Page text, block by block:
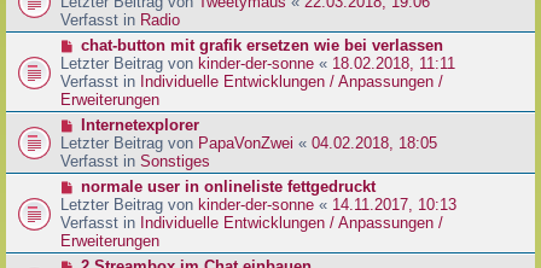
a
g
e
i
r
a
g
u
e
r
B
e
i
r
a
g
Verfasst in Radio
N
e
u
e
r
B
e
i
r
a
g
chat-button mit grafik ersetzen wie bei verlassen
Letzter Beitrag von kinder-der-sonne « 18.02.2018, 11:11
Verfasst in Individuelle Entwicklungen / Anpassungen /
Erweiterungen
N
e
u
e
r
B
e
i
Internetexplorer
Letzter Beitrag von PapaVonZwei « 04.02.2018, 18:05
Verfasst in Sonstiges
N
e
u
e
r
normale user in onlineliste fettgedruckt
Letzter Beitrag von kinder-der-sonne « 14.11.2017, 10:13
Verfasst in Individuelle Entwicklungen / Anpassungen /
Erweiterungen